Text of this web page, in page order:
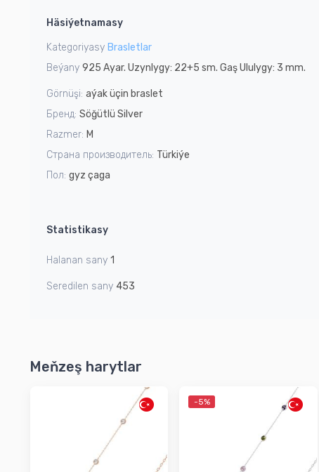
1
Häsiýetnamasy
Kategoriyasy Brasletlar
Beýany 925 Ayar. Uzynlygy: 22+5 sm. Gaş Ululygy: 3 mm.
Görnüşi: aýak üçin braslet
Бренд: Söğütlü Silver
Razmer: M
Страна производитель: Türkiýe
Пол: gyz çaga
Statistikasy
Halanan sany 1
Seredilen sany 453
Meňzeş harytlar
-5%